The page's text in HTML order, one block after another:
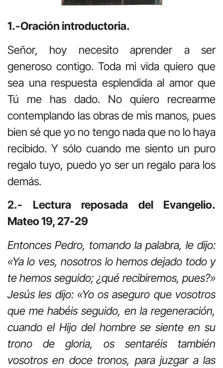
1.-Oración introductoria.
Señor, hoy necesito aprender a ser
generoso contigo. Toda mi vida quiero que
sea una respuesta esplendida al amor que
Tú me has dado. No quiero recrearme
contemplando las obras de mis manos, pues
bien sé que yo no tengo nada que no lo haya
recibido. Y sólo cuando me siento un puro
regalo tuyo, puedo yo ser un regalo para los
demás.
2.- Lectura reposada del Evangelio.
Mateo 19, 27-29
Entonces Pedro, tomando la palabra, le dijo:
«Ya lo ves, nosotros lo hemos dejado todo y
te hemos seguido; ¿qué recibiremos, pues?»
Jesús les dijo: «Yo os aseguro que vosotros
que me habéis seguido, en la regeneración,
cuando el Hijo del hombre se siente en su
trono de gloria, os sentaréis también
vosotros en doce tronos, para juzgar a las